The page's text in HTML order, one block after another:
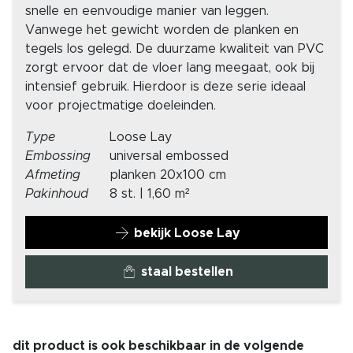
snelle en eenvoudige manier van leggen.
Vanwege het gewicht worden de planken en
tegels los gelegd. De duurzame kwaliteit van PVC
zorgt ervoor dat de vloer lang meegaat, ook bij
intensief gebruik. Hierdoor is deze serie ideaal
voor projectmatige doeleinden.
Type
Loose Lay
Embossing
universal embossed
Afmeting
planken 20x100 cm
Pakinhoud
8 st. | 1,60 m²
bekijk Loose Lay
staal bestellen
dit product is ook beschikbaar in de volgende